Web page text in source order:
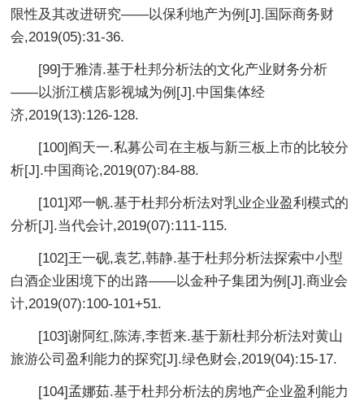
限性及其改进研究——以保利地产为例[J].国际商务财
会,2019(05):31-36.
[99]于雅清.基于杜邦分析法的文化产业财务分析
——以浙江横店影视城为例[J].中国集体经
济,2019(13):126-128.
[100]阎天一.私募公司在主板与新三板上市的比较分
析[J].中国商论,2019(07):84-88.
[101]邓一帆.基于杜邦分析法对乳业企业盈利模式的
分析[J].当代会计,2019(07):111-115.
[102]王一砚,袁艺,韩静.基于杜邦分析法探索中小型
白酒企业困境下的出路——以金种子集团为例[J].商业会
计,2019(07):100-101+51.
[103]谢阿红,陈涛,李哲来.基于新杜邦分析法对黄山
旅游公司盈利能力的探究[J].绿色财会,2019(04):15-17.
[104]孟娜茹.基于杜邦分析法的房地产企业盈利能力